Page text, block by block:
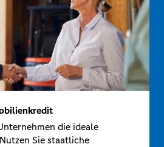
die ideale
Sie staatliche